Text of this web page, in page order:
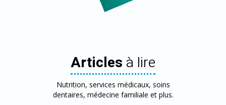
Articles à lire
Nutrition, services médicaux, soins
dentaires, médecine familiale et plus.